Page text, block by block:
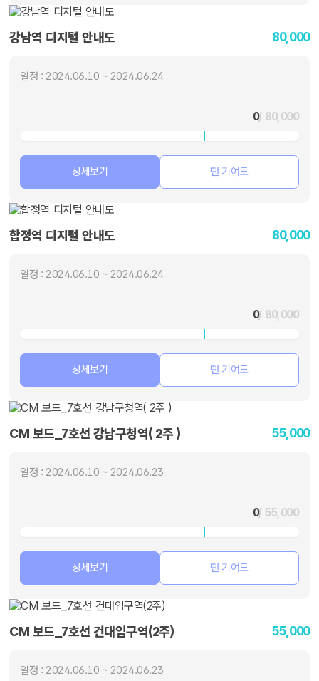
강남역 디지털 안내도 80,000
일정 : 2024.06.10 ~ 2024.06.24
0/ 80,000
상세보기 팬 기여도
합정역 디지털 안내도 80,000
일정 : 2024.06.10 ~ 2024.06.24
0/ 80,000
상세보기 팬 기여도
CM 보드_7호선 강남구청역( 2주 ) 55,000
일정 : 2024.06.10 ~ 2024.06.23
0/ 55,000
상세보기 팬 기여도
CM 보드_7호선 건대입구역(2주) 55,000
일정 : 2024.06.10 ~ 2024.06.23